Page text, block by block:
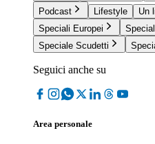
Podcast
Lifestyle
Un
Speciali Europei
Speciale Scudetti
Seguici anche su
Area personale